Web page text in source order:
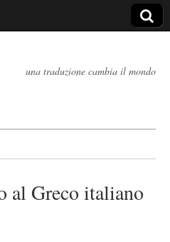
una traduzione cambia il mondo
al Greco italiano